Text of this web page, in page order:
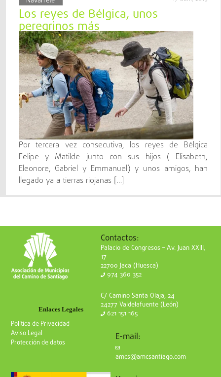
Los reyes de Bélgica, unos
peregrinos más
Por tercera vez consecutiva, los reyes de Bélgica
Felipe y Matilde junto con sus hijos ( Elisabeth,
Eleonore, Gabriel y Emmanuel) y unos amigos, han
llegado ya a tierras riojanas […]
Enlaces Legales
Política de Privacidad
Aviso Legal
Protección de datos
Contactos:
Palacio de Congresos – Av. Juan XXIII,
17
22700 Jaca (Huesca)
974 360 352
C/ Camino Santa Olaja, 24
24277 Valdelafuente (León)
621 151 165
E-mail:
amcs@amcsantiago.com